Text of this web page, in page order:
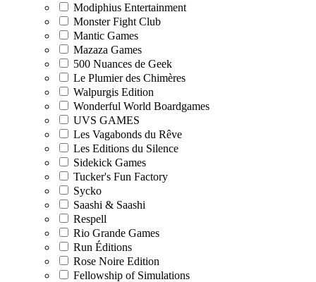
Modiphius Entertainment
Monster Fight Club
Mantic Games
Mazaza Games
500 Nuances de Geek
Le Plumier des Chimères
Walpurgis Edition
Wonderful World Boardgames
UVS GAMES
Les Vagabonds du Rêve
Les Editions du Silence
Sidekick Games
Tucker's Fun Factory
Sycko
Saashi & Saashi
Respell
Rio Grande Games
Run Éditions
Rose Noire Edition
Fellowship of Simulations